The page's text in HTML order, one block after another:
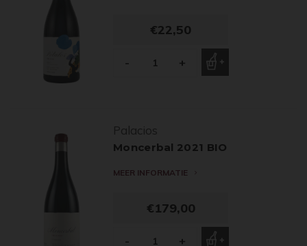
€22,50
- +
Palacios
Moncerbal 2021 BIO
MEER INFORMATIE
€179,00
- +